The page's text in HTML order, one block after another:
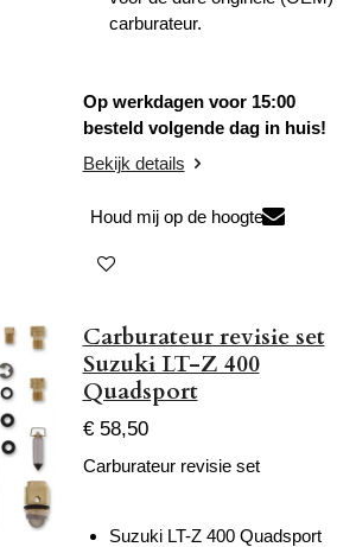
carburateur.
Op werkdagen voor 15:00
besteld volgende dag in huis!
Bekijk details
Houd mij op de hoogte
Carburateur revisie set
Suzuki LT-Z 400
Quadsport
€ 58,50
Carburateur revisie set
Suzuki LT-Z 400 Quadsport